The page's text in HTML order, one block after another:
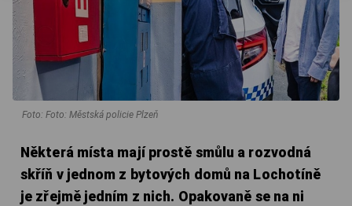
Foto: Foto: Městská policie Plzeň
Některá místa mají prostě smůlu a rozvodná
skříň v jednom z bytových domů na Lochotíně
je zřejmě jedním z nich. Opakovaně se na ni